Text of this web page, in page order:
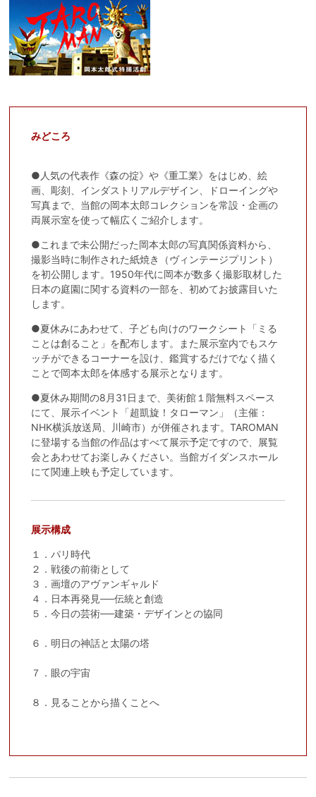
みどころ
●人気の代表作《森の掟》や《重工業》をはじめ、絵
画、彫刻、インダストリアルデザイン、ドローイングや
写真まで、当館の岡本太郎コレクションを常設・企画の
両展示室を使って幅広くご紹介します。
●これまで未公開だった岡本太郎の写真関係資料から、
撮影当時に制作された紙焼き（ヴィンテージプリント）
を初公開します。1950年代に岡本が数多く撮影取材した
日本の庭園に関する資料の一部を、初めてお披露目いた
します。
●夏休みにあわせて、子ども向けのワークシート「ミる
ことは創ること」を配布します。また展示室内でもスケ
ッチができるコーナーを設け、鑑賞するだけでなく描く
ことで岡本太郎を体感する展示となります。
●夏休み期間の8月31日まで、美術館１階無料スペース
にて、展示イベント「超凱旋！タローマン」（主催：
NHK横浜放送局、川崎市）が併催されます。TAROMAN
に登場する当館の作品はすべて展示予定ですので、展覧
会とあわせてお楽しみください。当館ガイダンスホール
にて関連上映も予定しています。
展示構成
１．パリ時代
２．戦後の前衛として
３．画壇のアヴァンギャルド
４．日本再発見──伝統と創造
５．今日の芸術──建築・デザインとの協同
６．明日の神話と太陽の塔
７．眼の宇宙
８．見ることから描くことへ